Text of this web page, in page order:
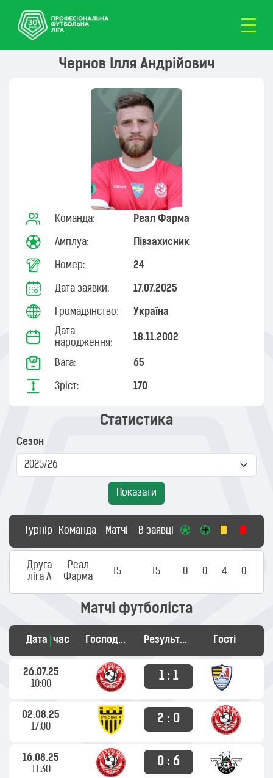
Чернов Ілля Андрійович
Команда: Реал Фарма
Амплуа: Півзахисник
Номер: 24
Дата заявки: 17.07.2025
Громадянство: Україна
Дата
народження:
18.11.2002
Вага: 65
Зріст: 170
Статистика
Сезон
Показати
Турнір Команда Матчі В заявці
Друга
ліга А
Реал
Фарма
15 15 0 0 4 0
Матчі футболіста
Дата час Господарі Результат Гості
26.07.25
10:00
1 : 1
02.08.25
17:00
2 : 0
16.08.25
11:30
0 : 6